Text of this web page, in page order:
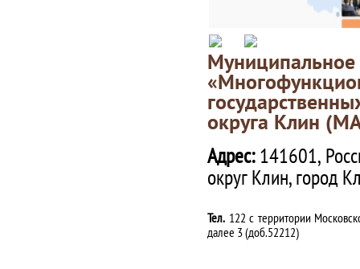
округа Клин
Адрес:141601,
округ Клин, город
Тел. 122 с территории
далее 3 (доб.52212)